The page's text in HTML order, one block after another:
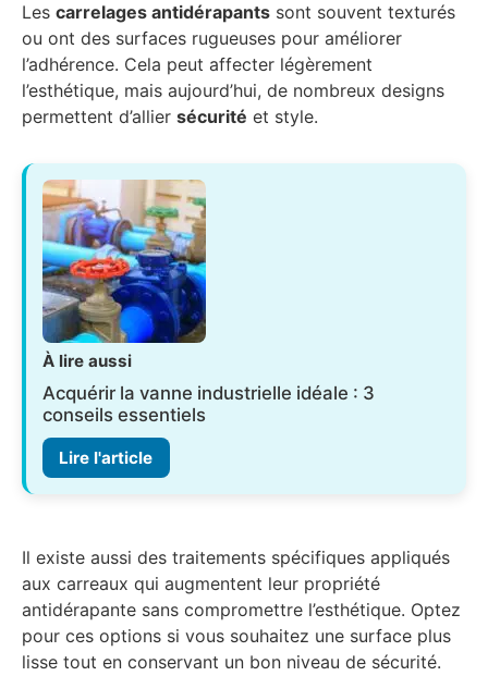
Les carrelages antidérapants sont souvent texturés
ou ont des surfaces rugueuses pour améliorer
l’adhérence. Cela peut affecter légèrement
l’esthétique, mais aujourd’hui, de nombreux designs
permettent d’allier sécurité et style.
À lire aussi
Acquérir la vanne industrielle idéale : 3
conseils essentiels
Lire l'article
Il existe aussi des traitements spécifiques appliqués
aux carreaux qui augmentent leur propriété
antidérapante sans compromettre l’esthétique. Optez
pour ces options si vous souhaitez une surface plus
lisse tout en conservant un bon niveau de sécurité.